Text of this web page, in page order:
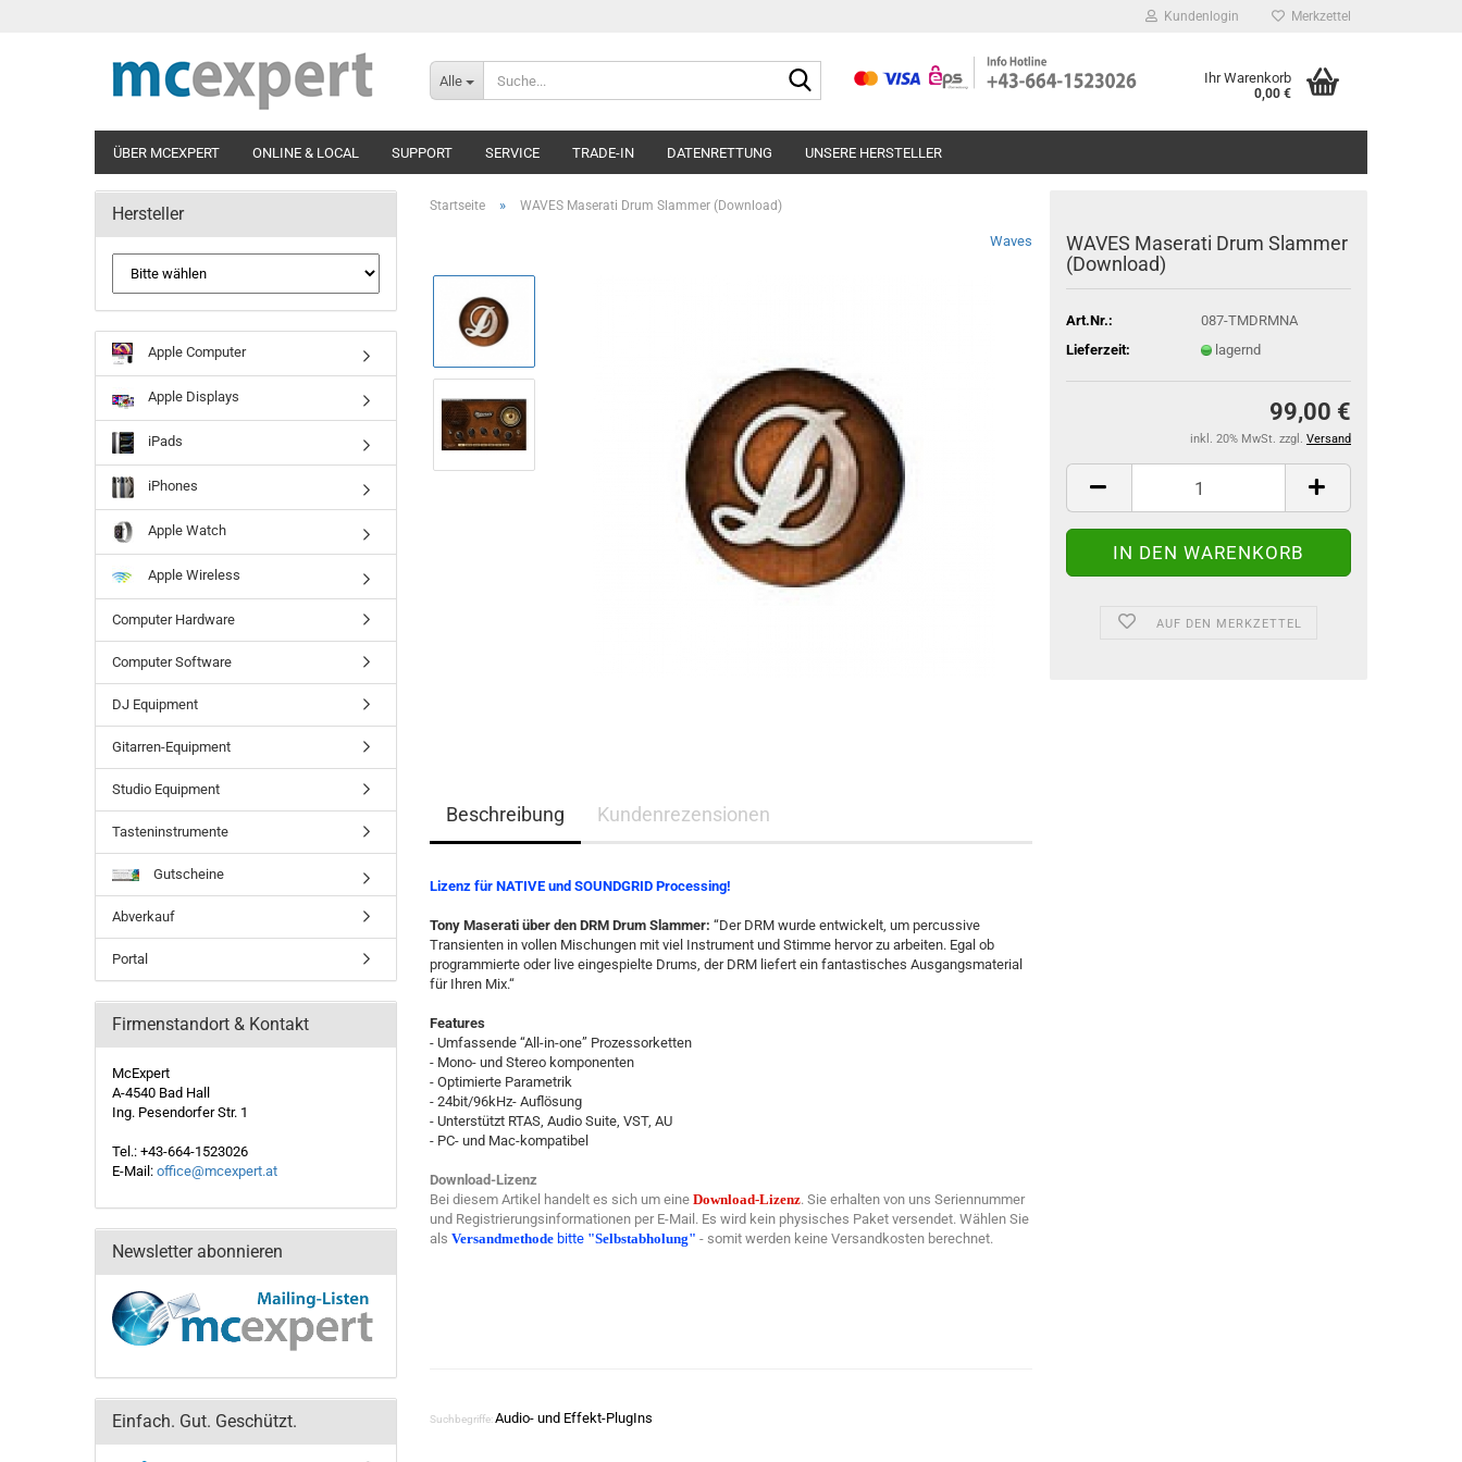
Kundenlogin Merkzettel
Alle
Suche...
Ihr Warenkorb
0,00 €
ÜBER MCEXPERT ONLINE & LOCAL SUPPORT SERVICE TRADE-IN DATENRETTUNG UNSERE HERSTELLER
Startseite » WAVES Maserati Drum Slammer (Download)
Waves
WAVES Maserati Drum Slammer
(Download)
Art.Nr.:
087-TMDRMNA
Lieferzeit:
lagernd
99,00 €
inkl. 20% MwSt. zzgl. Versand
AUF DEN MERKZETTEL
Beschreibung Kundenrezensionen
Lizenz für NATIVE und SOUNDGRID Processing!
Tony Maserati über den DRM Drum Slammer: “Der DRM wurde entwickelt, um percussive
Transienten in vollen Mischungen mit viel Instrument und Stimme hervor zu arbeiten. Egal ob
programmierte oder live eingespielte Drums, der DRM liefert ein fantastisches Ausgangsmaterial
für Ihren Mix.“
Features
- Umfassende “All-in-one” Prozessorketten
- Mono- und Stereo komponenten
- Optimierte Parametrik
- 24bit/96kHz- Auflösung
- Unterstützt RTAS, Audio Suite, VST, AU
- PC- und Mac-kompatibel
Download-Lizenz
Bei diesem Artikel handelt es sich um eine Download-Lizenz. Sie erhalten von uns Seriennummer
und Registrierungsinformationen per E-Mail. Es wird kein physisches Paket versendet. Wählen Sie
als Versandmethodebitte "Selbstabholung" - somit werden keine Versandkosten berechnet.
Suchbegriffe:Audio- und Effekt-PlugIns
Hersteller
Apple Computer
Apple Displays
iPads
iPhones
Apple Watch
Apple Wireless
Computer Hardware
Computer Software
DJ Equipment
Gitarren-Equipment
Studio Equipment
Tasteninstrumente
Gutscheine
Abverkauf
Portal
Firmenstandort & Kontakt
McExpert
A-4540 Bad Hall
Ing. Pesendorfer Str. 1
Tel.: +43-664-1523026
E-Mail: office@mcexpert.at
Newsletter abonnieren
Einfach. Gut. Geschützt.